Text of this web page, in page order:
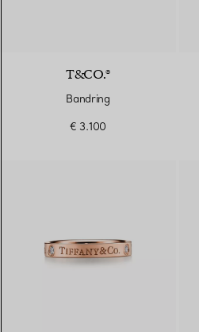
T&CO.®
Bandring
€ 3.100